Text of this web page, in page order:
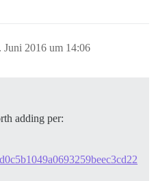
Juni 2016 um 14:06
adding per: